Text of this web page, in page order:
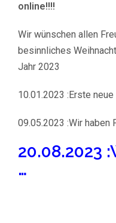
online!!!!
Wir wünschen allen
besinnliches
Jahr 2023
10.01.2023 :Erste
09.05.2023 :Wir haben
20.08.2023
…